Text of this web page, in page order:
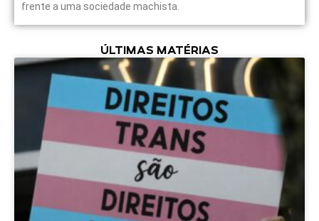
frente a uma sociedade machista.
ÚLTIMAS MATÉRIAS